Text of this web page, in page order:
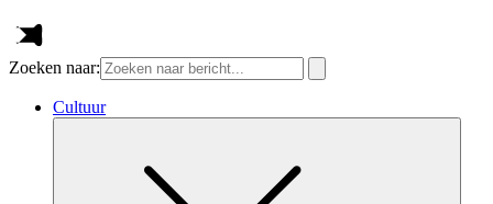
Zoeken naar:
Cultuur